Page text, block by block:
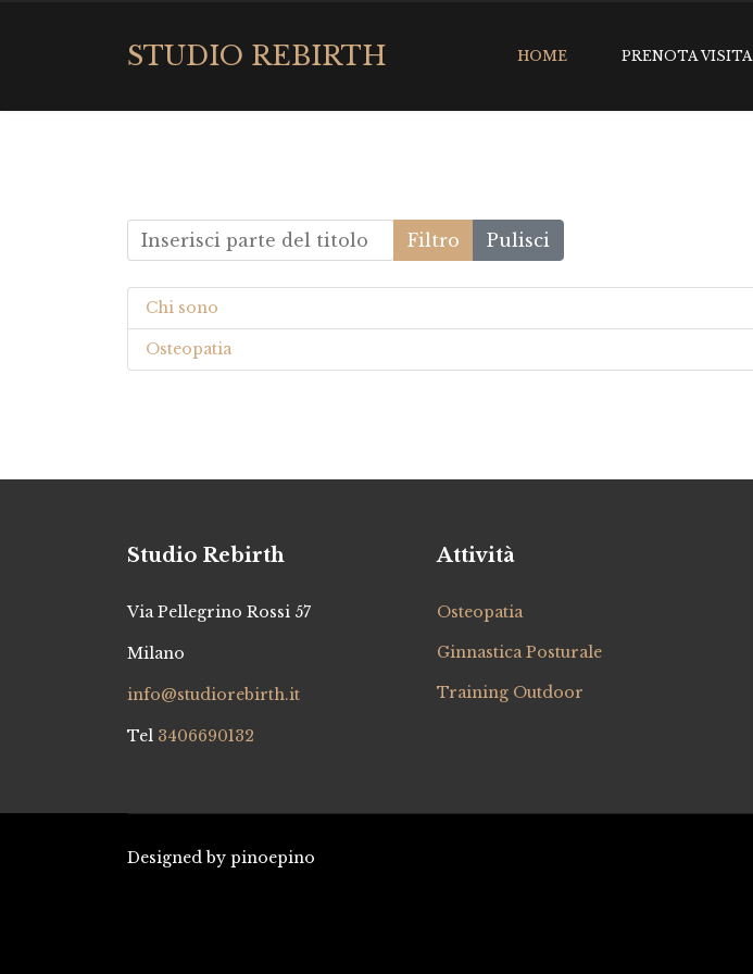
STUDIO REBIRTH HOME PRENOTA VISITA
Inserisci parte del titolo Filtro Pulisci
Chi sono
Osteopatia
Studio Rebirth
Via Pellegrino Rossi 57
Milano
info@studiorebirth.it
Tel 3406690132
Attività
Osteopatia
Ginnastica Posturale
Training Outdoor
Designed by pinoepino